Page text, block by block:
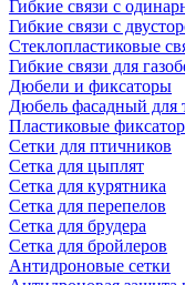
Гибкие связи с
Гибкие связи с
Стеклопластиковые
Гибкие связи для
Дюбели и фиксаторы
Дюбель фасадный для
Пластиковые
Сетки для птичников
Сетка для цыплят
Сетка для курятника
Сетка для перепелов
Сетка для брудера
Сетка для бройлеров
Антидроновые сетки